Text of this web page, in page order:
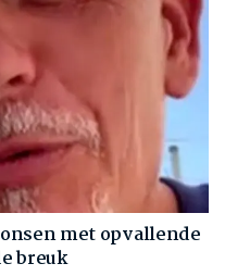
met opvallende
breuk